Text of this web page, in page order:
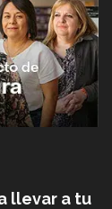
llevar a tu